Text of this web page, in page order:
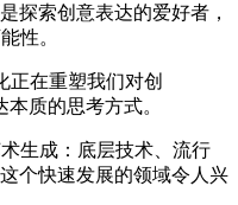
探索创意表达的爱好者，
性。
正在重塑我们对创
质的思考方式。
生成：底层技术、流行
个快速发展的领域令人兴